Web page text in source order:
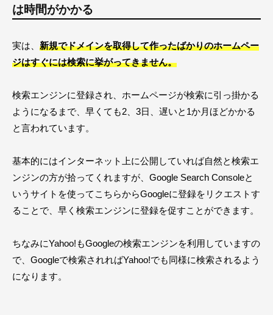
は時間がかかる
実は、 新規でドメインを取得して作ったばかりのホームペー
ジはすぐには検索に挙がってきません。
検索エンジンに登録され、ホームページが検索に引っ掛かる
ようになるまで、早くても2、3日、遅いと1か月ほどかかる
と言われています。
基本的にはインターネット上に公開していれば自然と検索エ
ンジンの方が拾ってくれますが、Google Search Consoleと
いうサイトを使ってこちらからGoogleに登録をリクエストす
ることで、早く検索エンジンに登録を促すことができます。
ちなみにYahoo!もGoogleの検索エンジンを利用していますの
で、Googleで検索されればYahoo!でも同様に検索されるよう
になります。